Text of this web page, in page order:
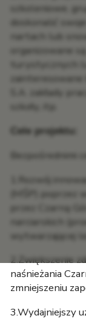
szkoleniowe,
doskonalić
nartach lub
organizowane
turystycznych
S.A. zakłady
szkoły, itp.
Cele projektu:
Bezpośrednimi
1.Rozwój
(MŚP)
przez Czarną
narciarskich
wytwarzającej
2.Zwiększenie
naśnieżania
zmniejszeniu
3.Wydajniejszy